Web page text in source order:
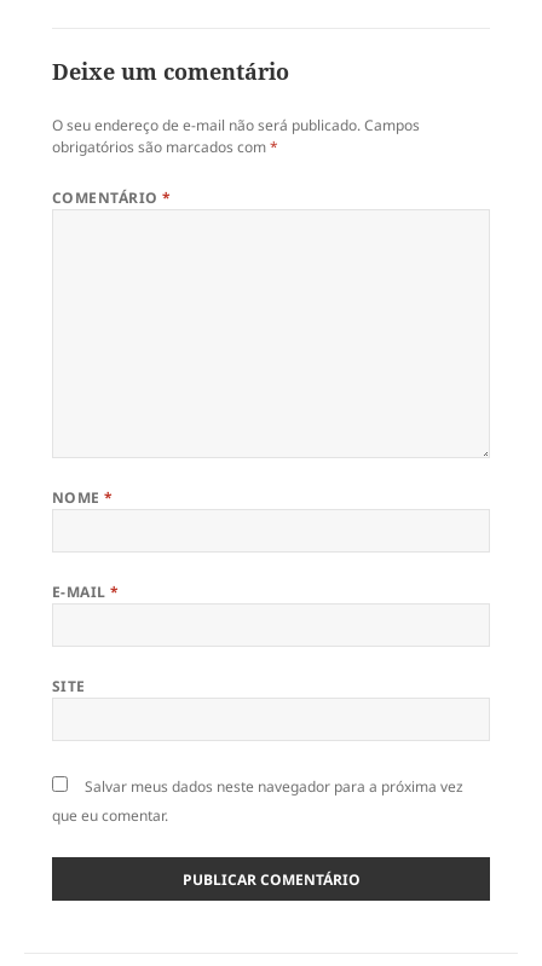
Deixe um comentário
O seu endereço de e-mail não será publicado.Campos
obrigatórios são marcados com*
COMENTÁRIO*
NOME*
E-MAIL*
SITE
Salvar meus dados neste navegador para a próxima vez
que eu comentar.